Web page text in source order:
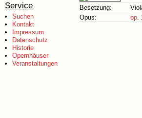
Service
Suchen
Kontakt
Impressum
Datenschutz
Historie
Opernhäuser
Veranstaltungen
Besetzung:
Opus:
op.